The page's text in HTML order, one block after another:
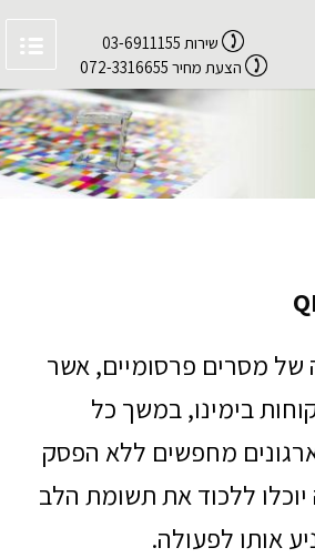
שירות 03-6911155
הצעת מחיר 072-3316655
של מסרים פרסומיים, אשר
בימינו, במשך כל
מחפשים ללא הפסק
ללכוד את תשומת הלב
אותו לפעולה.